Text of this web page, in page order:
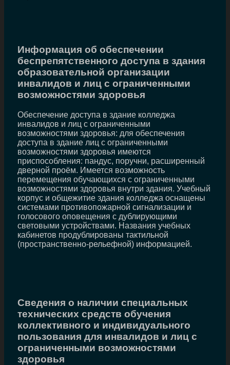
Информация об обеспечении
беспрепятственного доступа в здания
образовательной организации
инвалидов и лиц с ограниченными
возможностями здоровья
Обеспечение доступа в здание колледжа
инвалидов и лиц с ограниченными
возможностями здоровья: для обеспечения
доступа в здание лиц с ограниченными
возможностями здоровья имеются
приспособления: пандус, поручни, расширенный
дверной проём. Имеется возможность
перемещения обучающихся с ограниченными
возможностями здоровья внутри здания. Учебный
корпус и общежитие здания колледжа оснащены
системами противопожарной сигнализации и
голосового оповещения с дублирующими
световыми устройствами. Названия учебных
кабинетов продублированы тактильной
(пространственно-рельефной) информацией.
Сведения о наличии специальных
технических средств обучения
коллективного и индивидуального
пользования для инвалидов и лиц с
ограниченными возможностями
здоровья